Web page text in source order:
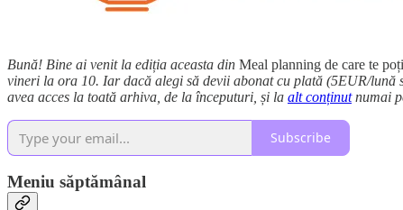
Bună! Bine ai venit la ediția aceasta din Meal planning de care te
vineri la ora 10. Iar dacă alegi să devii abonat cu plată (5EUR/
avea acces la toată arhiva, de la începuturi, și la alt conținutnumai
Subscribe
Meniu săptămânal